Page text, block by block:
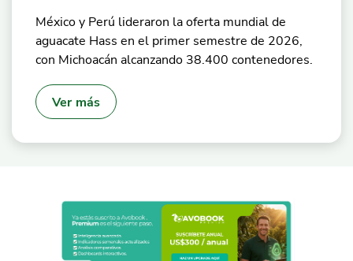
México y Perú lideraron la oferta mundial de
aguacate Hass en el primer semestre de 2026,
con Michoacán alcanzando 38.400 contenedores.
Ver más